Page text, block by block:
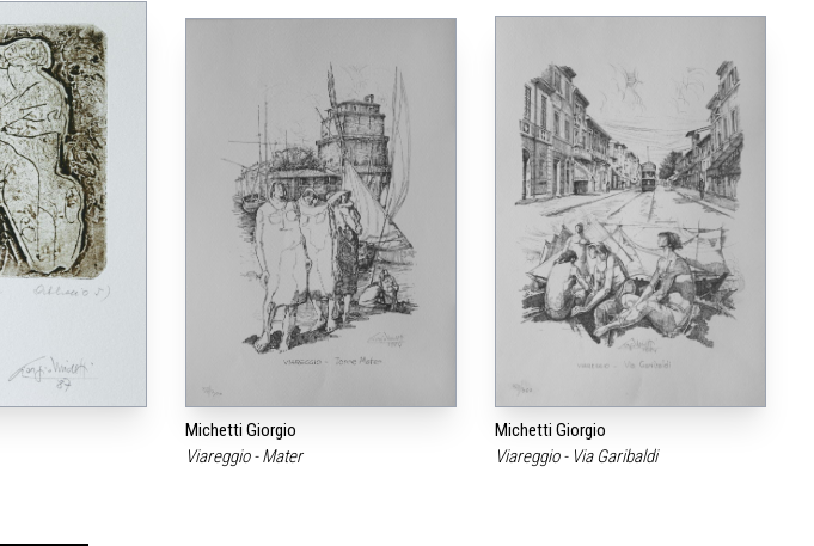
Michetti Giorgio
Viareggio - Mater
Michetti Giorgio
Viareggio - Via Garibaldi